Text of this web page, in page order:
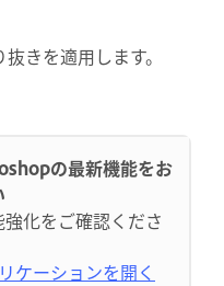
きを適用します。
の最新機能をお
化をご確認くださ
ケーションを開く